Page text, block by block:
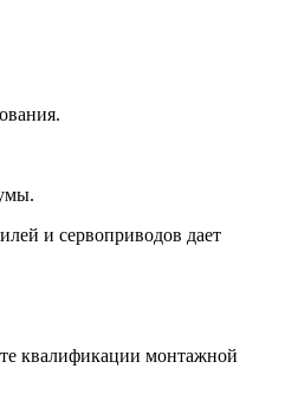
и сервоприводов дает
квалификации монтажной